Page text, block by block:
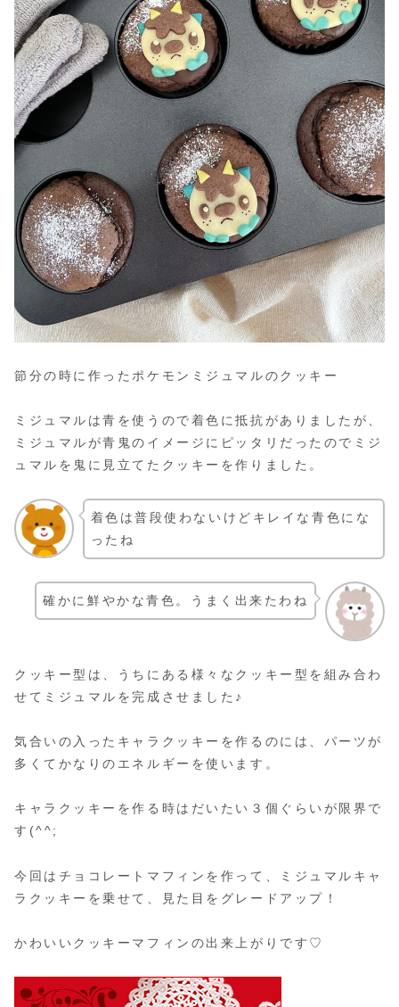
節分の時に作ったポケモンミジュマルのクッキー
ミジュマルは青を使うので着色に抵抗がありましたが、
ミジュマルが青鬼のイメージにピッタリだったのでミジ
ュマルを鬼に見立てたクッキーを作りました。
着色は普段使わないけどキレイな青色にな
ったね
確かに鮮やかな青色。うまく出来たわね
クッキー型は、うちにある様々なクッキー型を組み合わ
せてミジュマルを完成させました♪
気合いの入ったキャラクッキーを作るのには、パーツが
多くてかなりのエネルギーを使います。
キャラクッキーを作る時はだいたい３個ぐらいが限界で
す(^^;
今回はチョコレートマフィンを作って、ミジュマルキャ
ラクッキーを乗せて、見た目をグレードアップ！
かわいいクッキーマフィンの出来上がりです♡